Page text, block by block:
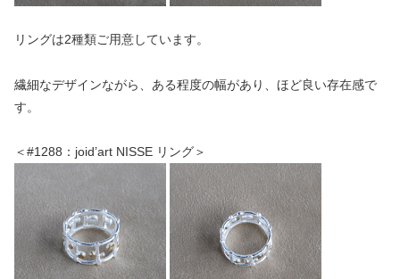
リングは2種類ご用意しています。
繊細なデザインながら、ある程度の幅があり、ほど良い存在感で
す。
＜#1288：joid’art NISSE リング＞